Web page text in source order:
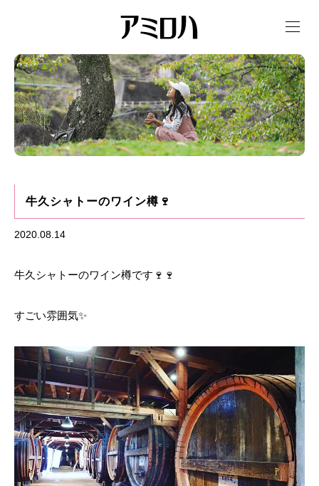
t
g
l
e
n
a
v
i
g
a
t
牛久シャトーのワイン樽🍷
2020.08.14
牛久シャトーのワイン樽です🍷🍷
すごい雰囲気✨